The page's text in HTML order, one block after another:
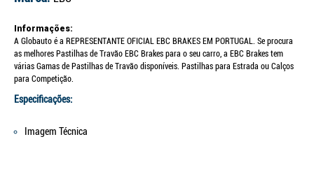
Informações:
A Globauto é a REPRESENTANTE OFICIAL EBC BRAKES EM PORTUGAL. Se procura
as melhores Pastilhas de Travão EBC Brakes para o seu carro, a EBC Brakes tem
várias Gamas de Pastilhas de Travão disponíveis. Pastilhas para Estrada ou Calços
para Competição.
Especificações:
Imagem Técnica